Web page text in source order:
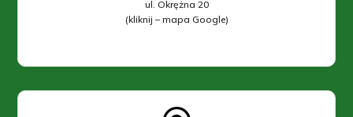
ul. Okrężna 20
(kliknij – mapa Google)